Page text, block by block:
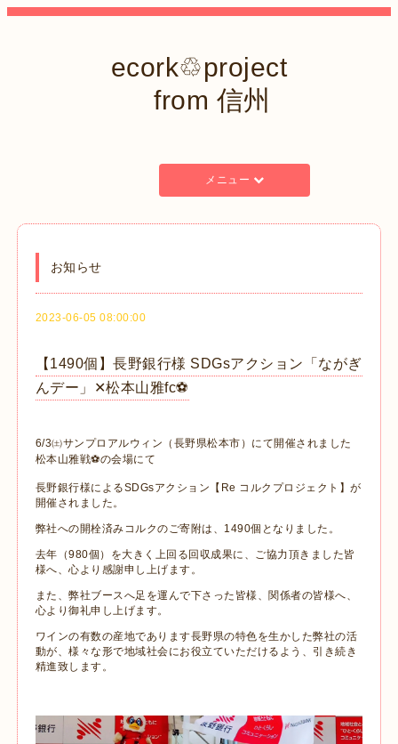
ecork♲project
from 信州
メニュー
お知らせ
2023-06-05 08:00:00
【1490個】長野銀行様 SDGsアクション「ながぎ
んデー」✕松本山雅fc⚽
6/3㈯サンプロアルウィン（長野県松本市）にて開催されました
松本山雅戦⚽の会場にて
長野銀行様によるSDGsアクション【Re コルクプロジェクト】が
開催されました。
弊社への開栓済みコルクのご寄附は、1490個となりました。
去年（980個）を大きく上回る回収成果に、ご協力頂きました皆
様へ、心より感謝申し上げます。
また、弊社ブースへ足を運んで下さった皆様、関係者の皆様へ、
心より御礼申し上げます。
ワインの有数の産地であります長野県の特色を生かした弊社の活
動が、様々な形で地域社会にお役立ていただけるよう、引き続き
精進致します。